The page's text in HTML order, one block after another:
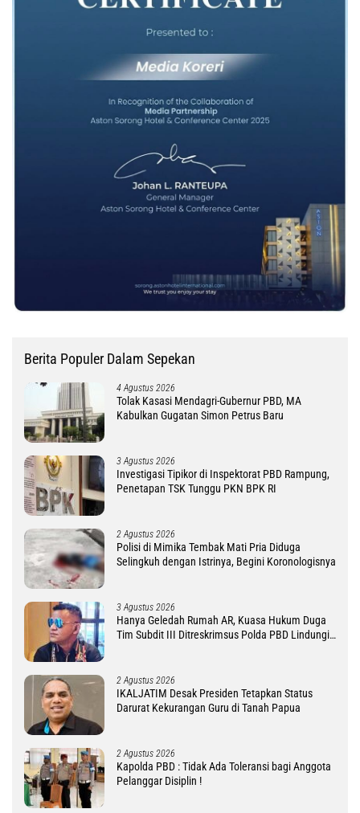
Berita Populer Dalam Sepekan
4 Agustus 2026
Tolak Kasasi Mendagri-Gubernur PBD, MA
Kabulkan Gugatan Simon Petrus Baru
3 Agustus 2026
Investigasi Tipikor di Inspektorat PBD Rampung,
Penetapan TSK Tunggu PKN BPK RI
2 Agustus 2026
Polisi di Mimika Tembak Mati Pria Diduga
Selingkuh dengan Istrinya, Begini Koronologisnya
3 Agustus 2026
Hanya Geledah Rumah AR, Kuasa Hukum Duga
Tim Subdit III Ditreskrimsus Polda PBD Lindungi
2 Agustus 2026
IKALJATIM Desak Presiden Tetapkan Status
Darurat Kekurangan Guru di Tanah Papua
2 Agustus 2026
Kapolda PBD : Tidak Ada Toleransi bagi Anggota
Pelanggar Disiplin !